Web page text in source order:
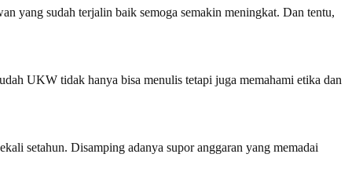
yang sudah terjalin baik semoga semakin meningkat. Dan tentu,
UKW tidak hanya bisa menulis tetapi juga memahami etika dan
setahun. Disamping adanya supor anggaran yang memadai